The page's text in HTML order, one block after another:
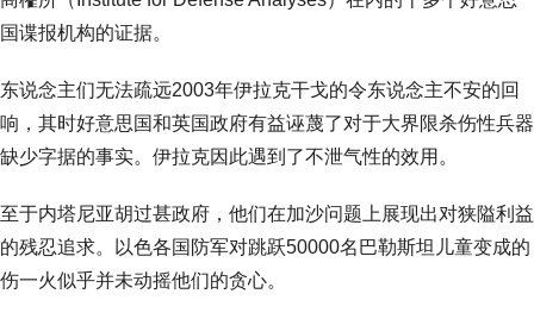
国谍报机构的证据。
东说念主们无法疏远2003年伊拉克干戈的令东说念主不安的回
响，其时好意思国和英国政府有益诬蔑了对于大界限杀伤性兵器
缺少字据的事实。伊拉克因此遇到了不泄气性的效用。
至于内塔尼亚胡过甚政府，他们在加沙问题上展现出对狭隘利益
的残忍追求。以色各国防军对跳跃50000名巴勒斯坦儿童变成的
伤一火似乎并未动摇他们的贪心。